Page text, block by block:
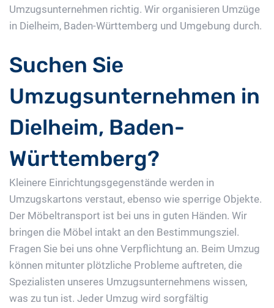
Umzugsunternehmen richtig. Wir organisieren Umzüge
in Dielheim, Baden-Württemberg und Umgebung durch.
Suchen Sie
Umzugsunternehmen in
Dielheim, Baden-
Württemberg?
Kleinere Einrichtungsgegenstände werden in
Umzugskartons verstaut, ebenso wie sperrige Objekte.
Der Möbeltransport ist bei uns in guten Händen. Wir
bringen die Möbel intakt an den Bestimmungsziel.
Fragen Sie bei uns ohne Verpflichtung an. Beim Umzug
können mitunter plötzliche Probleme auftreten, die
Spezialisten unseres Umzugsunternehmens wissen,
was zu tun ist. Jeder Umzug wird sorgfältig